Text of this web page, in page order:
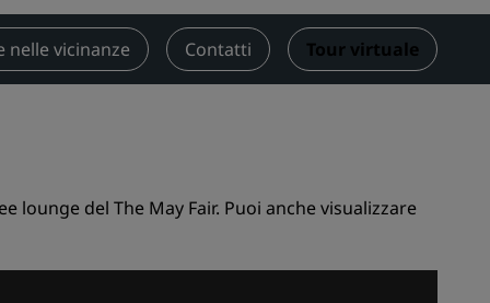
Scopri le nostre offerte
Per la tua prima prenotazione,
meriti un regalo
vicinanze Contatti Tour virtuale
del The May Fair. Puoi anche visualizzare